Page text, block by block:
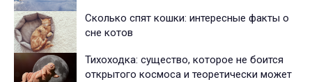
Сколько спят кошки: интересные факты о
сне котов
Тихоходка: существо, которое не боится
открытого космоса и теоретически может